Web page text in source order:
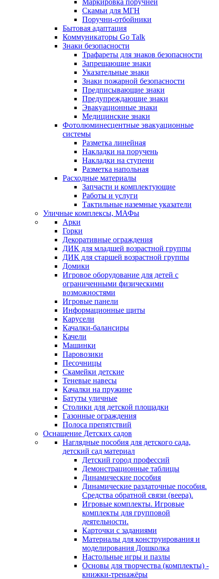
Маркировка поручней
Скамьи для МГН
Поручни-отбойники
Бытовая адаптация
Коммуникаторы Go Talk
Знаки безопасности
Трафареты для знаков безопасности
Запрещающие знаки
Указательные знаки
Знаки пожарной безопасности
Предписывающие знаки
Предупреждающие знаки
Эвакуационные знаки
Медицинские знаки
Фотолюминесцентные эвакуационные
системы
Разметка линейная
Накладки на поручень
Накладки на ступени
Разметка напольная
Расходные материалы
Запчасти и комплектующие
Работы и услуги
Тактильные наземные указатели
Уличные комплексы, МАФы
Арки
Горки
Декоративные ограждения
ДИК для младшей возрастной группы
ДИК для старшей возрастной группы
Домики
Игровое оборудование для детей с
ограниченными физическими
возможностями
Игровые панели
Информационные щиты
Карусели
Качалки-балансиры
Качели
Машинки
Паровозики
Песочницы
Скамейки детские
Теневые навесы
Качалки на пружине
Батуты уличные
Столики для детской площадки
Газонные ограждения
Полоса препятствий
Оснащение Детских садов
Наглядные пособия для детского сада,
детский сад материал
Детский город профессий
Демонстрационные таблицы
Динамические пособия
Динамические раздаточные пособия.
Средства обратной связи (веера).
Игровые комплекты. Игровые
комплекты для групповой
деятельности.
Карточки с заданиями
Материалы для конструирования и
моделирования Дошколка
Настольные игры и пазлы
Основы для творчества (комплекты) -
книжки-тренажёры